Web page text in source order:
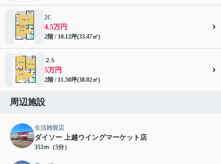
2C
4.5万円
2階 / 10.12坪(33.47㎡)
２A
5万円
2階 / 11.50坪(38.02㎡)
周辺施設
生活雑貨店
ダイソー 上越ウイングマーケット店
353ｍ（5分）